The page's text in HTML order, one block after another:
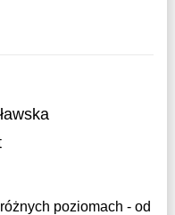
poziomach - od